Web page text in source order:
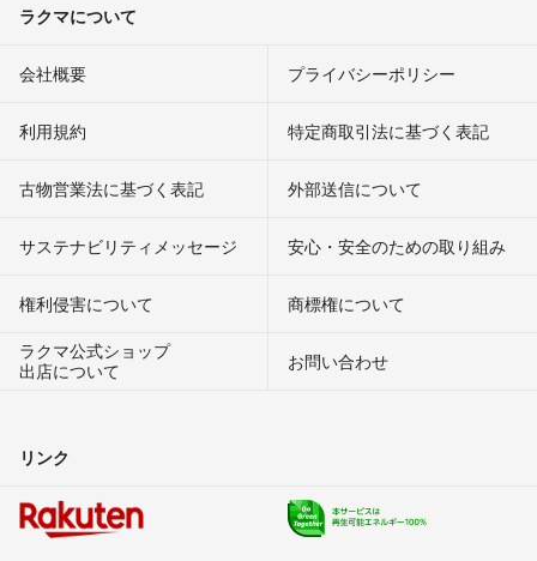
ラクマについて
会社概要 プライバシーポリシー
利用規約 特定商取引法に基づく表記
古物営業法に基づく表記 外部送信について
サステナビリティメッセージ 安心・安全のための取り組み
権利侵害について
商標権について
ラクマ公式ショップ
出店について
お問い合わせ
リンク